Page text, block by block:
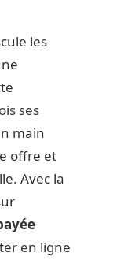
les
ses
main
offre et
Avec la
en ligne